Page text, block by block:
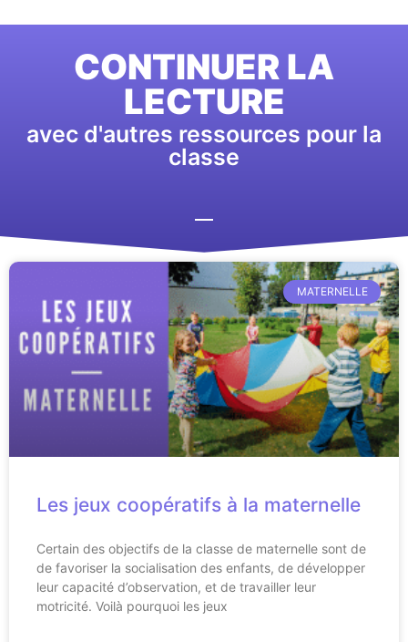
CONTINUER LA
LECTURE
avec d'autres ressources pour la
classe
MATERNELLE
Les jeux coopératifs à la maternelle
Certain des objectifs de la classe de maternelle sont de
de favoriser la socialisation des enfants, de développer
leur capacité d’observation, et de travailler leur
motricité. Voilà pourquoi les jeux